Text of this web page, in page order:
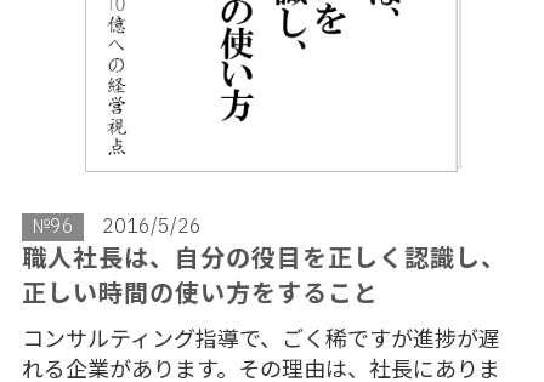
№96 2016/5/26
職人社長は、自分の役目を正しく認識し、
正しい時間の使い方をすること
コンサルティング指導で、ごく稀ですが進捗が遅
れる企業があります。その理由は、社長にありま